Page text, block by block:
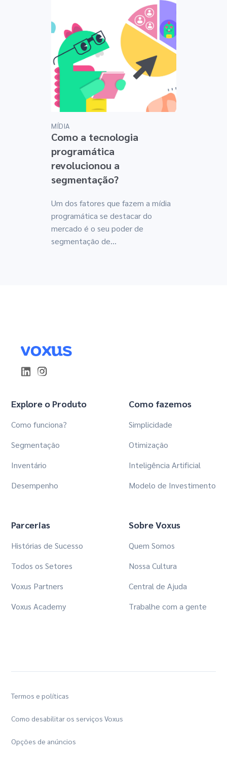
MÍDIA
Como a tecnologia
programática
revolucionou a
segmentação?
Um dos fatores que fazem a mídia
programática se destacar do
mercado é o seu poder de
segmentação de...
Explore o Produto
Como funciona?
Segmentação
Inventário
Desempenho
Como fazemos
Simplicidade
Otimização
Inteligência Artificial
Modelo de Investimento
Parcerias
Histórias de Sucesso
Todos os Setores
Voxus Partners
Voxus Academy
Sobre Voxus
Quem Somos
Nossa Cultura
Central de Ajuda
Trabalhe com a gente
Termos e políticas
Como desabilitar os serviços Voxus
Opções de anúncios